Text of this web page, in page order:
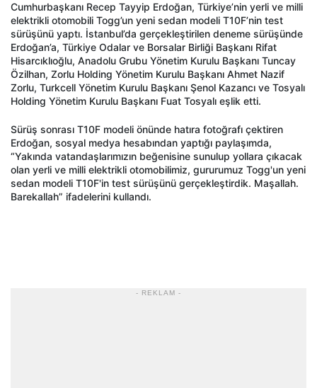
Cumhurbaşkanı Recep Tayyip Erdoğan, Türkiye’nin yerli ve milli
elektrikli otomobili Togg’un yeni sedan modeli T10F’nin test
sürüşünü yaptı. İstanbul’da gerçekleştirilen deneme sürüşünde
Erdoğan’a, Türkiye Odalar ve Borsalar Birliği Başkanı Rifat
Hisarcıklıoğlu, Anadolu Grubu Yönetim Kurulu Başkanı Tuncay
Özilhan, Zorlu Holding Yönetim Kurulu Başkanı Ahmet Nazif
Zorlu, Turkcell Yönetim Kurulu Başkanı Şenol Kazancı ve Tosyalı
Holding Yönetim Kurulu Başkanı Fuat Tosyalı eşlik etti.
Sürüş sonrası T10F modeli önünde hatıra fotoğrafı çektiren
Erdoğan, sosyal medya hesabından yaptığı paylaşımda,
“Yakında vatandaşlarımızın beğenisine sunulup yollara çıkacak
olan yerli ve milli elektrikli otomobilimiz, gururumuz Togg'un yeni
sedan modeli T10F'in test sürüşünü gerçekleştirdik. Maşallah.
Barekallah” ifadelerini kullandı.
- REKLAM -